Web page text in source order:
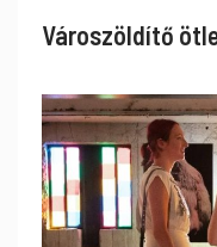
Városzöldítő